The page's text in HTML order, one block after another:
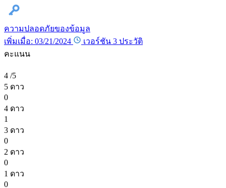
ความปลอดภัยของข้อมูล
เพิ่มเมื่อ: 03/21/2024
เวอร์ชัน 3 ประวัติ
คะแนน
4 /5
5 ดาว
0
4 ดาว
1
3 ดาว
0
2 ดาว
0
1 ดาว
0